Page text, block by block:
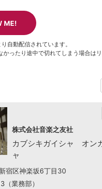
ME!
自動配信されています。
かったり途中で切れてしまう場合は
株式会社音楽之友社
カブシキガイシャ オン
ャ
宿区神楽坂6丁目30
業務部）